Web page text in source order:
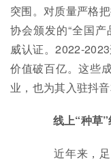
突围。对质量严格
协会颁发的“全国
威认证。2022-
价值破百亿。这些
业，也为其入驻抖
线上“种草”
近年来，足